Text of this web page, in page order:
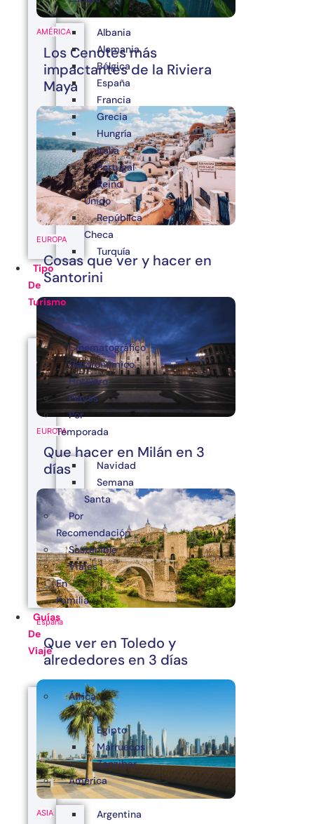
AMÉRICA
Los Cenotes más
impactantes de la Riviera
Maya
EUROPA
Cosas que ver y hacer en
Santorini
EUROPA
Que hacer en Milán en 3
días
España
Que ver en Toledo y
alrededores en 3 días
ASIA
Albania
Alemania
Bélgica
España
Francia
Grecia
Hungría
Italia
Portugal
Reino
Unido
República
Checa
Turquía
Tipo
De
Turismo
Cinematográfico
Gastronómico
Hotelero
Playas
Por
Temporada
Navidad
Semana
Santa
Por
Recomendación
Sostenible
Viajes
En
Familia
Guías
De
Viaje
África
Egipto
Marruecos
Zanzibar
América
Argentina